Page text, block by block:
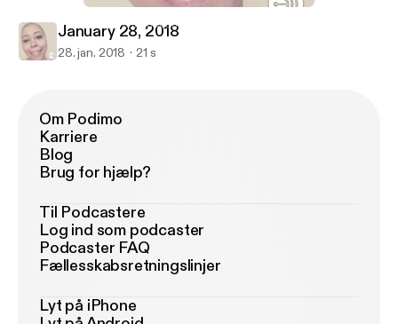
Honey Tennanbaum
January 28, 2018
28. jan. 2018 21 s
Om Podimo
Karriere
Blog
Brug for hjælp?
Til Podcastere
Log ind som podcaster
Podcaster FAQ
Fællesskabsretningslinjer
Lyt på iPhone